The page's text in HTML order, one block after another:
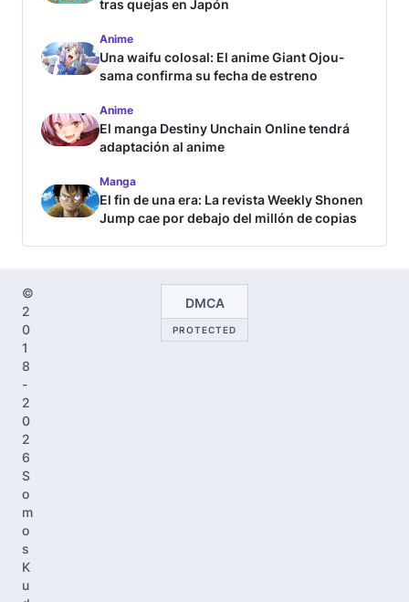
tras quejas en Japón
Anime
Una waifu colosal: El anime Giant Ojou-
sama confirma su fecha de estreno
Anime
El manga Destiny Unchain Online tendrá
adaptación al anime
Manga
El fin de una era: La revista Weekly Shonen
Jump cae por debajo del millón de copias
©
2
0
1
8
-
2
0
2
6
S
o
m
o
s
K
u
DMCA
PROTECTED